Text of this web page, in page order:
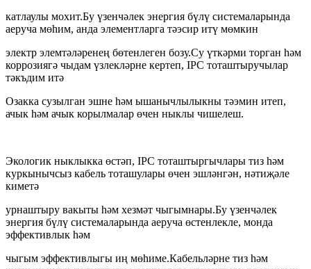
катлаулы мохит.Бу үзенчәлек энергия бүлү системаларында
аеруча мөһим, анда элементларга тәэсир итү мөмкин
электр элемтәләренең бөтенлеген бозу.Су үткәрми торган һәм
коррозиягә чыдам үзлекләрне кертеп, IPC тоташтыручылар
тәкъдим итә
Озакка сузылган эшне һәм ышанычлылыкны тәэмин итеп,
ачык һәм ачык корылмалар өчен ныклы чишелеш.
Экологик ныклыкка өстәп, IPC тоташтыргычлары тиз һәм
куркынычсыз кабель тоташулары өчен эшләнгән, нәтиҗәле
киметә
урнаштыру вакыты һәм хезмәт чыгымнары.Бу үзенчәлек
энергия бүлү системаларында аеруча өстенлекле, монда
эффективлык һәм
чыгым эффективлыгы иң мөһиме.Кабельләрне тиз һәм